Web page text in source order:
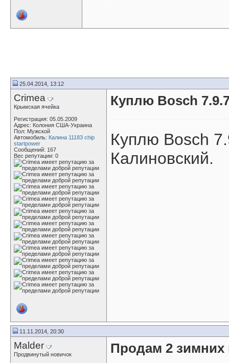
25.04.2014, 13:12
Crimea
Крымская ячейка
Регистрация: 05.05.2009
Адрес: Колония США-Украина
Пол: Мужской
Автомобиль: Калина 11183 chip
startpower
Сообщений: 167
Вес репутации: 0
Куплю Bosch
Куплю Bosch
Калиновский.
11.11.2014, 20:30
Malder
Продвинутый новичок
Продам 2 зимних